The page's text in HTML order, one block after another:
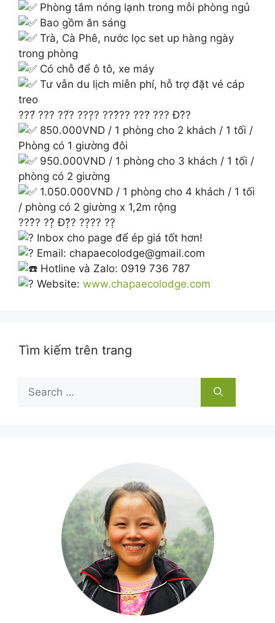
Phòng tắm nóng lạnh trong mỗi phòng ngủ
Bao gồm ăn sáng
Trà, Cà Phê, nước lọc set up hàng ngày
trong phòng
Có chỗ để ô tô, xe máy
Tư vẫn du lịch miễn phí, hỗ trợ đặt vé cáp
treo
???́ ??? ??́? ???̣? ???̀?? ???̛ ??? Đ?̂?
850.000VND / 1 phòng cho 2 khách / 1 tối /
Phòng có 1 giường đôi
950.000VND / 1 phòng cho 3 khách / 1 tối /
phòng có 2 giường
1.050.000VND / 1 phòng cho 4 khách / 1 tối
/ phòng có 2 giường x 1,2m rộng
???̂? ??̣̂ Đ?̣̆? ??̣?? ??̣
Inbox cho page để ép giá tốt hơn!
Email: chapaecolodge@gmail.com
Hotline và Zalo: 0919 736 787
Website: www.chapaecolodge.com
Tìm kiếm trên trang
for: